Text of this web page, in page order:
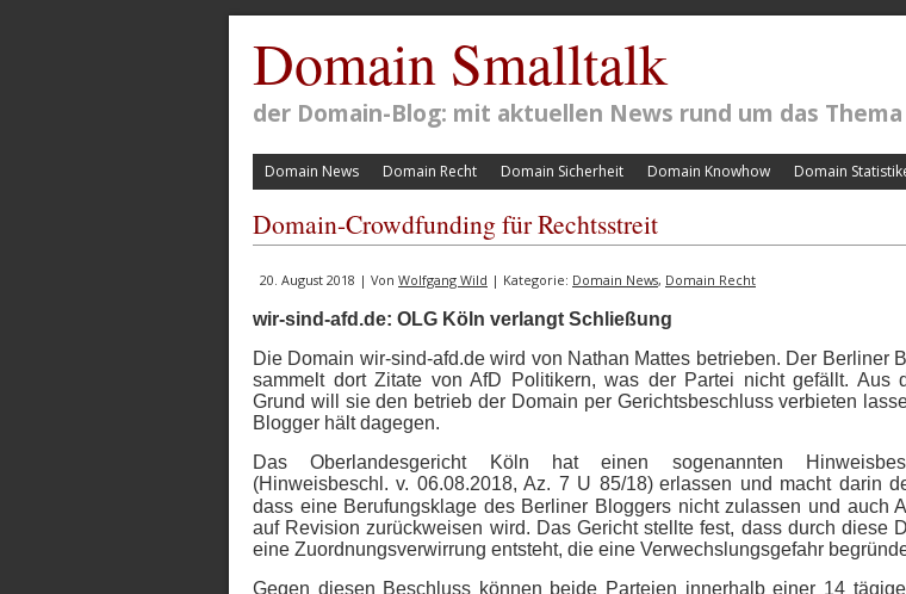
Domain Smalltalk
der Domain-Blog: mit aktuellen News rund um das
Domain News Domain Recht Domain Sicherheit Domain Knowhow Domain
Domain-Crowdfunding für Rechtsstreit
20. August 2018 | Von Wolfgang Wild | Kategorie: Domain News, Domain Recht
wir-sind-afd.de: OLG Köln verlangt Schließung
Die Domain wir-sind-afd.de wird von Nathan Mattes betrieben. Der Berliner
sammelt dort Zitate von AfD Politikern, was der Partei nicht gefällt. Aus
Grund will sie den betrieb der Domain per Gerichtsbeschluss verbieten
Blogger hält dagegen.
Das Oberlandesgericht Köln hat einen sogenannten
(Hinweisbeschl. v. 06.08.2018, Az. 7 U 85/18) erlassen und macht darin
dass eine Berufungsklage des Berliner Bloggers nicht zulassen und auch
auf Revision zurückweisen wird. Das Gericht stellte fest, dass durch diese
eine Zuordnungsverwirrung entsteht, die eine Verwechslungsgefahr
Gegen diesen Beschluss können beide Parteien innerhalb einer 14